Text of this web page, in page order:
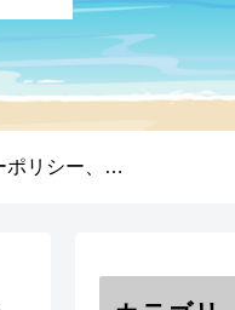
プライバシーポリシー、免責事項、著作権について